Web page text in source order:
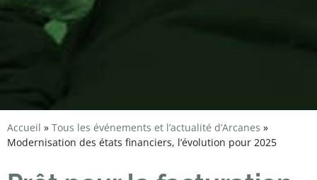
Accueil » Tous les événements et l’actualité d’Arcanes »
Modernisation des états financiers, l’évolution pour 2025